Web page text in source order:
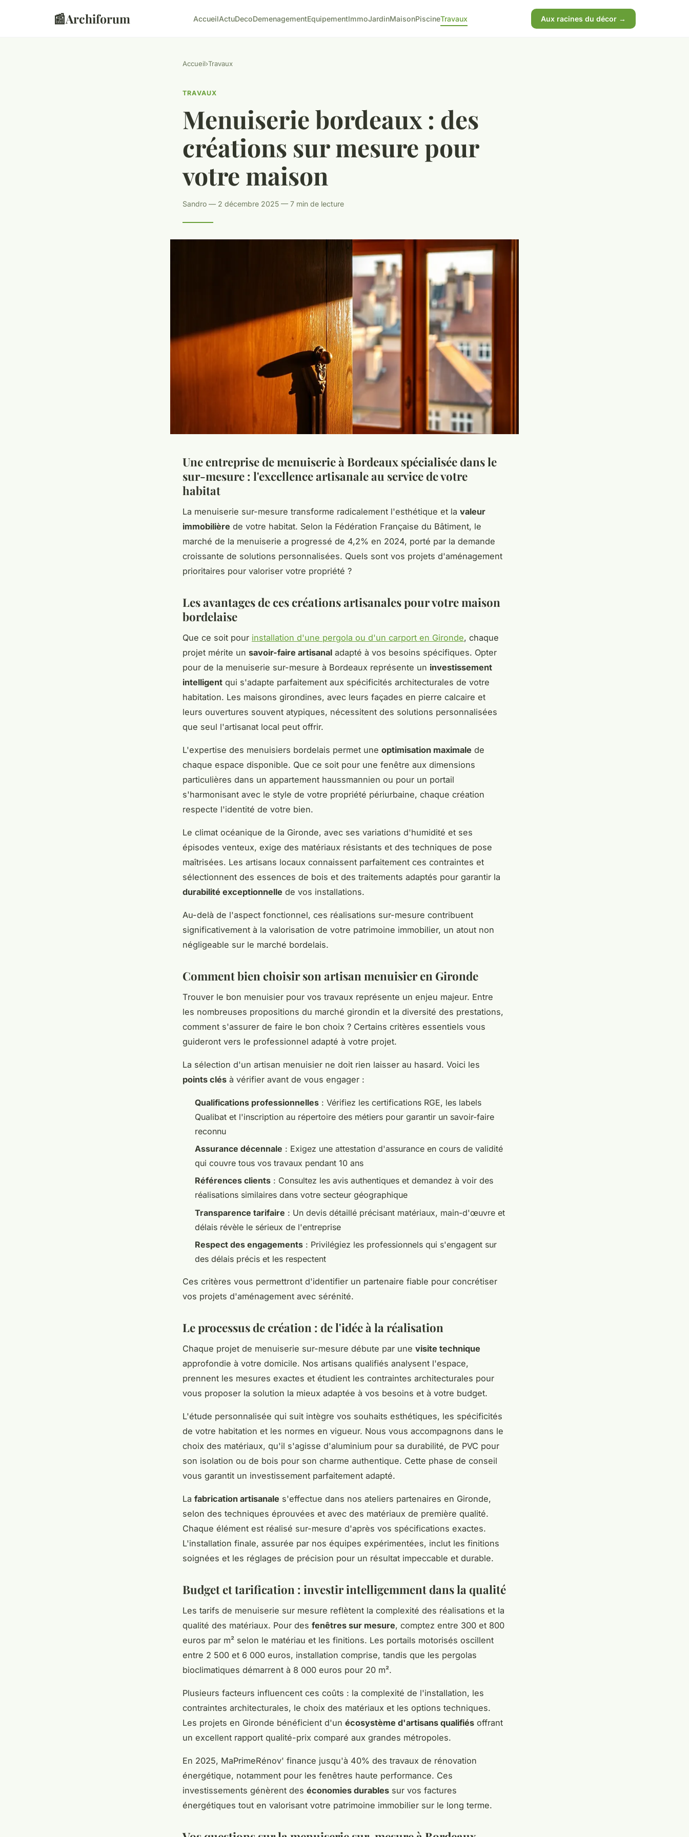
📰Archiforum AccueilActuDecoDemenagementEquipementImmoJardinMaisonPiscineTravaux Aux racines du décor →
Accueil›Travaux
TRAVAUX
Menuiserie bordeaux : des
créations sur mesure pour
votre maison
Sandro — 2 décembre 2025 — 7 min de lecture
Une entreprise de menuiserie à Bordeaux spécialisée dans le
sur-mesure : l'excellence artisanale au service de votre
habitat
La menuiserie sur-mesure transforme radicalement l'esthétique et la valeur
immobilière de votre habitat. Selon la Fédération Française du Bâtiment, le
marché de la menuiserie a progressé de 4,2% en 2024, porté par la demande
croissante de solutions personnalisées. Quels sont vos projets d'aménagement
prioritaires pour valoriser votre propriété ?
Les avantages de ces créations artisanales pour votre maison
bordelaise
Que ce soit pour installation d'une pergola ou d'un carport en Gironde, chaque
projet mérite un savoir-faire artisanal adapté à vos besoins spécifiques. Opter
pour de la menuiserie sur-mesure à Bordeaux représente un investissement
intelligent qui s'adapte parfaitement aux spécificités architecturales de votre
habitation. Les maisons girondines, avec leurs façades en pierre calcaire et
leurs ouvertures souvent atypiques, nécessitent des solutions personnalisées
que seul l'artisanat local peut offrir.
L'expertise des menuisiers bordelais permet une optimisation maximale de
chaque espace disponible. Que ce soit pour une fenêtre aux dimensions
particulières dans un appartement haussmannien ou pour un portail
s'harmonisant avec le style de votre propriété périurbaine, chaque création
respecte l'identité de votre bien.
Le climat océanique de la Gironde, avec ses variations d'humidité et ses
épisodes venteux, exige des matériaux résistants et des techniques de pose
maîtrisées. Les artisans locaux connaissent parfaitement ces contraintes et
sélectionnent des essences de bois et des traitements adaptés pour garantir la
durabilité exceptionnelle de vos installations.
Au-delà de l'aspect fonctionnel, ces réalisations sur-mesure contribuent
significativement à la valorisation de votre patrimoine immobilier, un atout non
négligeable sur le marché bordelais.
Comment bien choisir son artisan menuisier en Gironde
Trouver le bon menuisier pour vos travaux représente un enjeu majeur. Entre
les nombreuses propositions du marché girondin et la diversité des prestations,
comment s'assurer de faire le bon choix ? Certains critères essentiels vous
guideront vers le professionnel adapté à votre projet.
La sélection d'un artisan menuisier ne doit rien laisser au hasard. Voici les
points clés à vérifier avant de vous engager :
Qualifications professionnelles : Vérifiez les certifications RGE, les labels
Qualibat et l'inscription au répertoire des métiers pour garantir un savoir-faire
reconnu
Assurance décennale : Exigez une attestation d'assurance en cours de validité
qui couvre tous vos travaux pendant 10 ans
Références clients : Consultez les avis authentiques et demandez à voir des
réalisations similaires dans votre secteur géographique
Transparence tarifaire : Un devis détaillé précisant matériaux, main-d'œuvre et
délais révèle le sérieux de l'entreprise
Respect des engagements : Privilégiez les professionnels qui s'engagent sur
des délais précis et les respectent
Ces critères vous permettront d'identifier un partenaire fiable pour concrétiser
vos projets d'aménagement avec sérénité.
Le processus de création : de l'idée à la réalisation
Chaque projet de menuiserie sur-mesure débute par une visite technique
approfondie à votre domicile. Nos artisans qualifiés analysent l'espace,
prennent les mesures exactes et étudient les contraintes architecturales pour
vous proposer la solution la mieux adaptée à vos besoins et à votre budget.
L'étude personnalisée qui suit intègre vos souhaits esthétiques, les spécificités
de votre habitation et les normes en vigueur. Nous vous accompagnons dans le
choix des matériaux, qu'il s'agisse d'aluminium pour sa durabilité, de PVC pour
son isolation ou de bois pour son charme authentique. Cette phase de conseil
vous garantit un investissement parfaitement adapté.
La fabrication artisanale s'effectue dans nos ateliers partenaires en Gironde,
selon des techniques éprouvées et avec des matériaux de première qualité.
Chaque élément est réalisé sur-mesure d'après vos spécifications exactes.
L'installation finale, assurée par nos équipes expérimentées, inclut les finitions
soignées et les réglages de précision pour un résultat impeccable et durable.
Budget et tarification : investir intelligemment dans la qualité
Les tarifs de menuiserie sur mesure reflètent la complexité des réalisations et la
qualité des matériaux. Pour des fenêtres sur mesure, comptez entre 300 et 800
euros par m² selon le matériau et les finitions. Les portails motorisés oscillent
entre 2 500 et 6 000 euros, installation comprise, tandis que les pergolas
bioclimatiques démarrent à 8 000 euros pour 20 m².
Plusieurs facteurs influencent ces coûts : la complexité de l'installation, les
contraintes architecturales, le choix des matériaux et les options techniques.
Les projets en Gironde bénéficient d'un écosystème d'artisans qualifiés offrant
un excellent rapport qualité-prix comparé aux grandes métropoles.
En 2025, MaPrimeRénov' finance jusqu'à 40% des travaux de rénovation
énergétique, notamment pour les fenêtres haute performance. Ces
investissements génèrent des économies durables sur vos factures
énergétiques tout en valorisant votre patrimoine immobilier sur le long terme.